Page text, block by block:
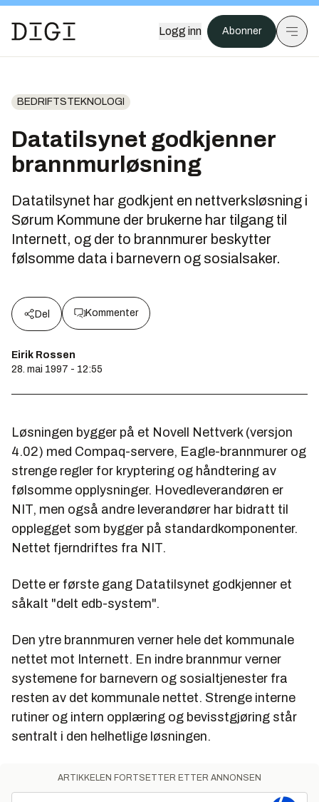
Logg inn Abonner
BEDRIFTSTEKNOLOGI
Datatilsynet godkjenner
brannmurløsning
Datatilsynet har godkjent en nettverksløsning i
Sørum Kommune der brukerne har tilgang til
Internett, og der to brannmurer beskytter
følsomme data i barnevern og sosialsaker.
Del Kommenter
Eirik Rossen
28. mai 1997 - 12:55
Løsningen bygger på et Novell Nettverk (versjon
4.02) med Compaq-servere, Eagle-brannmurer og
strenge regler for kryptering og håndtering av
følsomme opplysninger. Hovedleverandøren er
NIT, men også andre leverandører har bidratt til
opplegget som bygger på standardkomponenter.
Nettet fjerndriftes fra NIT.
Dette er første gang Datatilsynet godkjenner et
såkalt "delt edb-system".
Den ytre brannmuren verner hele det kommunale
nettet mot Internett. En indre brannmur verner
systemene for barnevern og sosialtjenester fra
resten av det kommunale nettet. Strenge interne
rutiner og intern opplæring og bevisstgjøring står
sentralt i den helhetlige løsningen.
ARTIKKELEN FORTSETTER ETTER ANNONSEN